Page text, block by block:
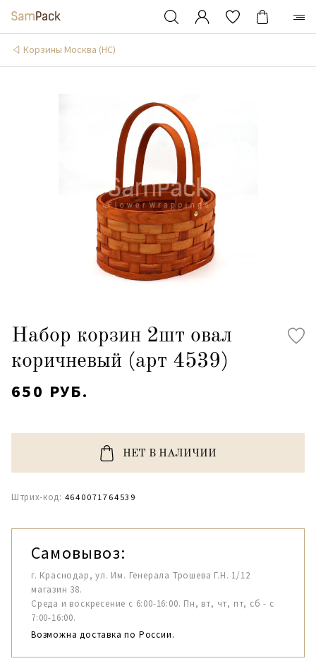
Корзины Москва (НС)
Набор корзин 2шт овал
коричневый (арт 4539)
650 РУБ.
НЕТ В НАЛИЧИИ
Штрих-код: 4640071764539
Самовывоз:
г. Краснодар, ул. Им. Генерала Трошева Г.Н. 1/12
магазин 38.
Среда и воскресение с 6:00-16:00. Пн, вт, чт, пт, сб - с
7:00-16:00.
Возможна доставка по России.